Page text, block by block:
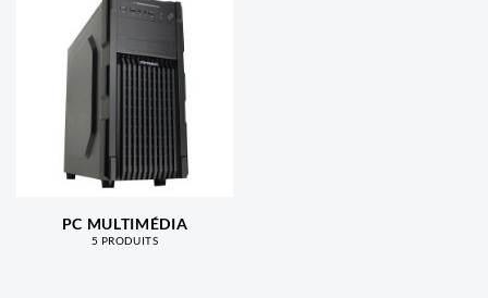
PC MULTIMÉDIA
5 PRODUITS